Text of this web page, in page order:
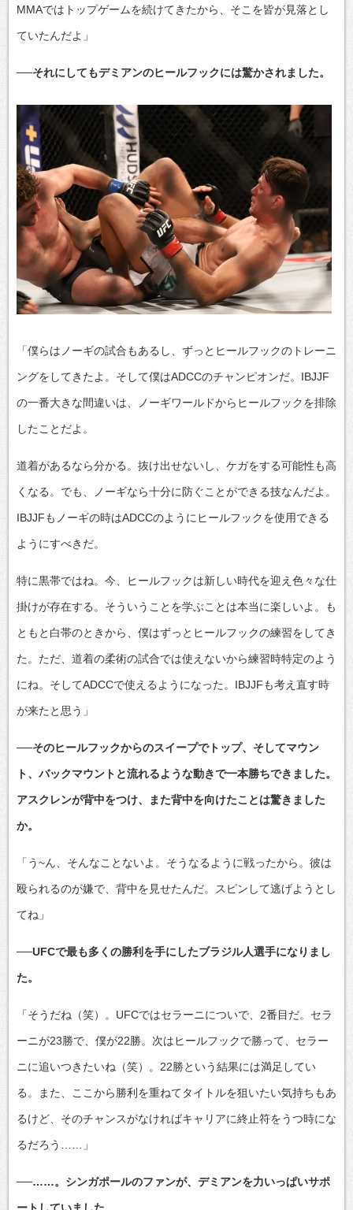
MMAではトップゲームを続けてきたから、そこを皆が見落とし
ていたんだよ」
──それにしてもデミアンのヒールフックには驚かされました。
「僕らはノーギの試合もあるし、ずっとヒールフックのトレーニ
ングをしてきたよ。そして僕はADCCのチャンピオンだ。IBJJF
の一番大きな間違いは、ノーギワールドからヒールフックを排除
したことだよ。
道着があるなら分かる。抜け出せないし、ケガをする可能性も高
くなる。でも、ノーギなら十分に防ぐことができる技なんだよ。
IBJJFもノーギの時はADCCのようにヒールフックを使用できる
ようにすべきだ。
特に黒帯ではね。今、ヒールフックは新しい時代を迎え色々な仕
掛けが存在する。そういうことを学ぶことは本当に楽しいよ。も
ともと白帯のときから、僕はずっとヒールフックの練習をしてき
た。ただ、道着の柔術の試合では使えないから練習時特定のよう
にね。そしてADCCで使えるようになった。IBJJFも考え直す時
が来たと思う」
──そのヒールフックからのスイープでトップ、そしてマウン
ト、バックマウントと流れるような動きで一本勝ちできました。
アスクレンが背中をつけ、また背中を向けたことは驚きました
か。
「う~ん、そんなことないよ。そうなるように戦ったから。彼は
殴られるのが嫌で、背中を見せたんだ。スピンして逃げようとし
てね」
──UFCで最も多くの勝利を手にしたブラジル人選手になりまし
た。
「そうだね（笑）。UFCではセラーニについで、2番目だ。セラ
ーニが23勝で、僕が22勝。次はヒールフックで勝って、セラー
ニに追いつきたいね（笑）。22勝という結果には満足してい
る。また、ここから勝利を重ねてタイトルを狙いたい気持ちもあ
るけど、そのチャンスがなければキャリアに終止符をうつ時にな
るだろう……」
──……。シンガポールのファンが、デミアンを力いっぱいサポ
ートしていました。